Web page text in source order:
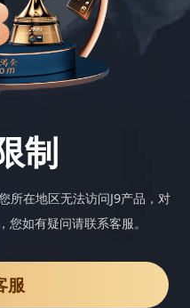
制
所在地区无法访问J9产品，对
如有疑问请联系客服。
服